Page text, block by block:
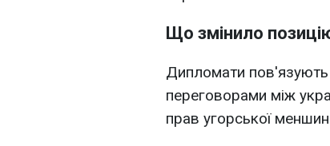
Що змінило
Дипломати
переговорами між
прав угорської